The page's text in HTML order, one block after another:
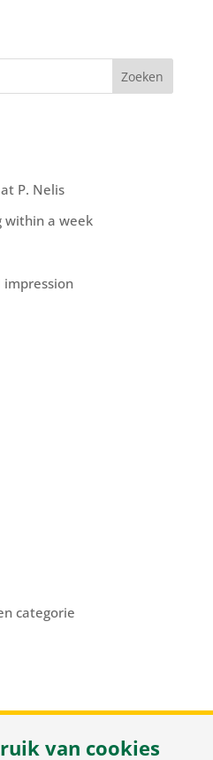
P. Nelis
within a week
impression
categorie
van cookies